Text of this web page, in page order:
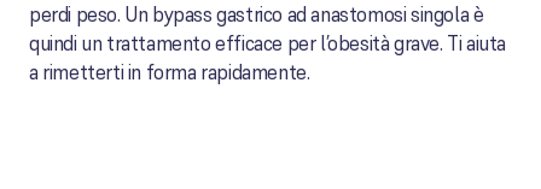
perdi peso. Un bypass gastrico ad anastomosi singola è
quindi un trattamento efficace per l’obesità grave. Ti aiuta
a rimetterti in forma rapidamente.